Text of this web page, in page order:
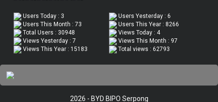
Users Today : 3
Users Yesterday : 6
Users This Month : 73
Users This Year : 8266
Total Users : 30948
Views Today : 4
Views Yesterday : 7
Views This Month : 97
Views This Year : 15183
Total views : 62793
2026 - BYD BIPO Serpong